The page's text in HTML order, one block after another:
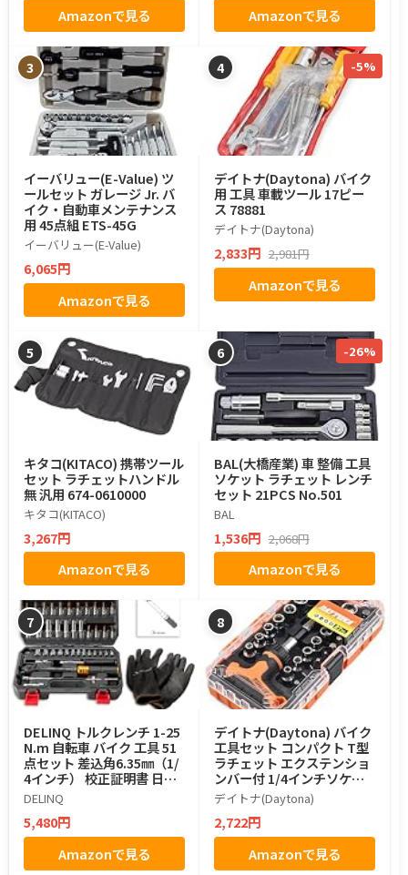
Amazonで見る
Amazonで見る
3
イーバリュー(E-Value) ツ
ールセット ガレージ Jr. バ
イク・自動車メンテナンス
用 45点組 ETS-45G
イーバリュー(E-Value)
6,065円
Amazonで見る
4 -5%
デイトナ(Daytona) バイク
用 工具 車載ツール 17ピー
ス 78881
デイトナ(Daytona)
2,833円 2,981円
Amazonで見る
5
キタコ(KITACO) 携帯ツール
セット ラチェットハンドル
無 汎用 674-0610000
キタコ(KITACO)
3,267円
Amazonで見る
6 -26%
BAL(大橋産業) 車 整備 工具
ソケット ラチェット レンチ
セット 21PCS No.501
BAL
1,536円 2,068円
Amazonで見る
7
DELINQ トルクレンチ 1-25
N.m 自転車 バイク 工具 51
点セット 差込角6.35㎜（1/
4インチ） 校正証明書 日本
語取扱説明書 自転車整備 バ
イク整備 日常点検 高精度 ト
ルクレンチセット (オレン
ジ, 1-25N.m)
DELINQ
5,480円
Amazonで見る
8
デイトナ(Daytona) バイク
工具セット コンパクト T型
ラチェット エクステンショ
ンバー付 1/4インチソケッ
ト対応 インチ・ミリ ビッ
ト・ソケット ミニツールセ
ット 27ピース 61365
デイトナ(Daytona)
2,722円
Amazonで見る